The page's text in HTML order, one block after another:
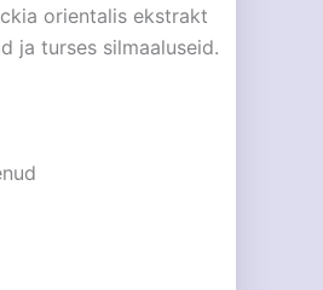
orientalis ekstrakt
ja turses silmaaluseid.